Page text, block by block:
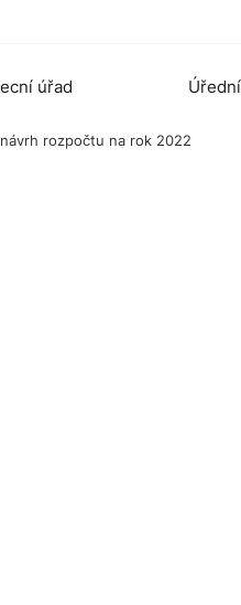
úřad
rozpočtu na rok 2022